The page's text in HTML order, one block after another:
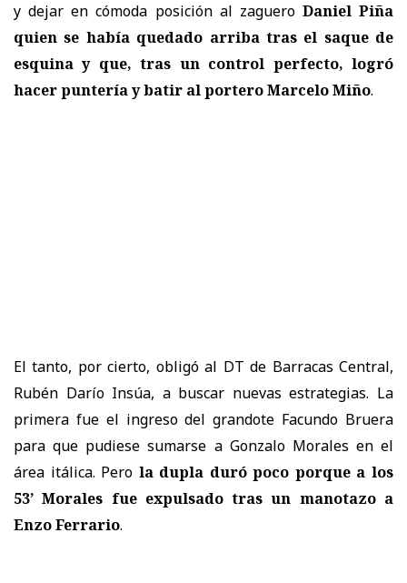
y dejar en cómoda posición al zaguero Daniel Piña
quien se había quedado arriba tras el saque de
esquina y que, tras un control perfecto, logró
hacer puntería y batir al portero Marcelo Miño.
El tanto, por cierto, obligó al DT de Barracas Central,
Rubén Darío Insúa, a buscar nuevas estrategias. La
primera fue el ingreso del grandote Facundo Bruera
para que pudiese sumarse a Gonzalo Morales en el
área itálica. Pero la dupla duró poco porque a los
53’ Morales fue expulsado tras un manotazo a
Enzo Ferrario.